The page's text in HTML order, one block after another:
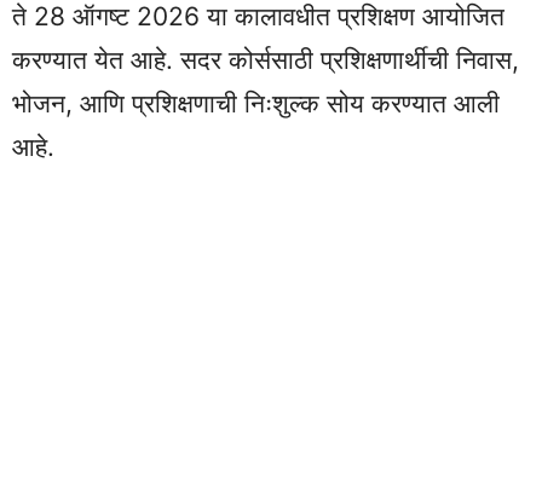
ते 28 ऑगष्ट 2026 या कालावधीत प्रशिक्षण आयोजित
करण्यात येत आहे. सदर कोर्ससाठी प्रशिक्षणार्थीची निवास,
भोजन, आणि प्रशिक्षणाची निःशुल्क सोय करण्यात आली
आहे.